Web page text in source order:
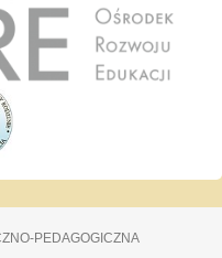
PEDAGOGICZNA